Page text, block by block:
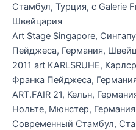
Стамбул, Турция, с Galerie
Швейцария
Art Stage Singapore,
Пейджеса, Германия,
2011 art KARLSRUHE,
Франка Пейджеса,
ART.FAIR 21, Кельн,
Нольте, Мюнстер, Германия
Современный Стамбул,